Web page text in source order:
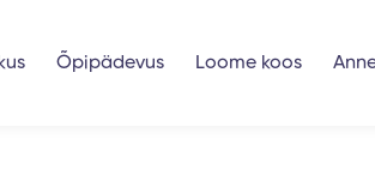
Õpipädevus Loome koos